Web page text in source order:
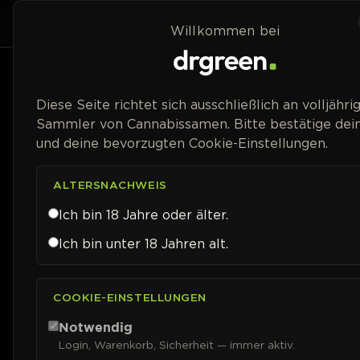
Zum Inhalt springen
Home
Blütetyp
Genetik
THC-Gehalt
Willkommen bei
Diese Seite richtet sich ausschließlich an
Sammler von Cannabissamen. Bitte bestätige
und deine bevorzugten Cookie-Einstellungen.
ALTERSNACHWEIS
Ich bin 18 Jahre oder älter.
Ich bin unter 18 Jahren alt.
COOKIE-EINSTELLUNGEN
Notwendig
Login, Warenkorb, Sicherheit — immer aktiv.